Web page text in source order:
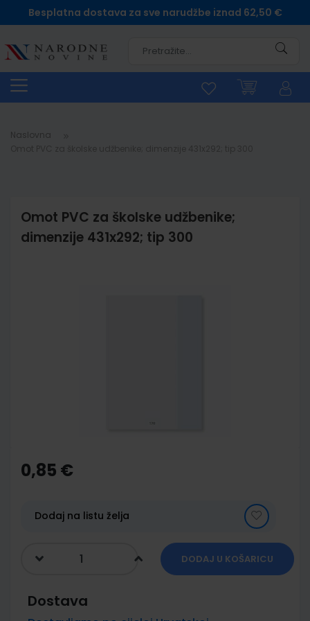
Besplatna dostava za sve narudžbe iznad 62,50 €
Naslovna
Omot PVC za školske udžbenike;
dimenzije 431x292; tip 300
the
beginning
gallery
0,85 €
Dodaj na listu želja
DODAJ U KOŠARICU
Dostava